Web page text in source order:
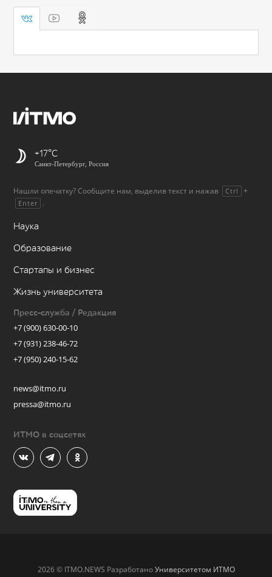
+17
Санкт-Петербург, Россия
Нашли опечатку? Сообщите нам, выделив текст и нажав Ctrl +
Enter .
Наука
Образование
Стартапы и бизнес
Жизнь университета
Пресс-служба / Редакция
+7 (900) 630-00-10
+7 (931) 238-46-72
+7 (950) 240-15-62
news@itmo.ru
pressa@itmo.ru
ИТМО в соцсетях
2026 © ITMO.NEWS РазработаноУниверситетом ИТМО